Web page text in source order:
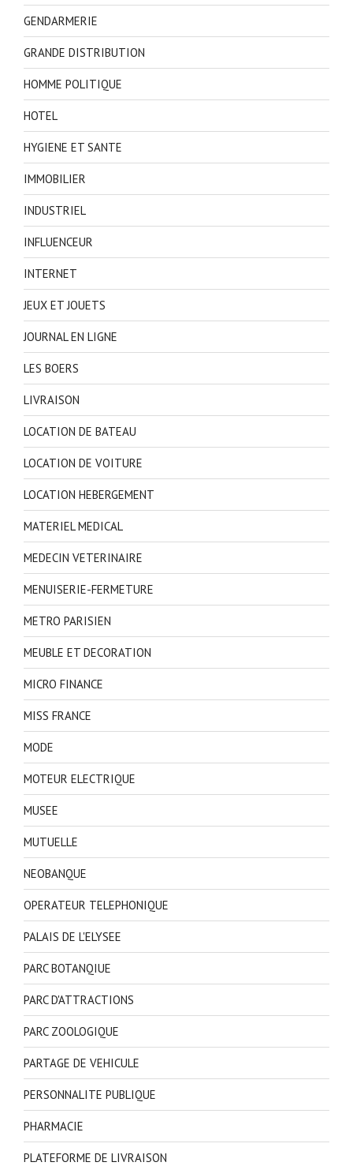
GENDARMERIE
GRANDE DISTRIBUTION
HOMME POLITIQUE
HOTEL
HYGIENE ET SANTE
IMMOBILIER
INDUSTRIEL
INFLUENCEUR
INTERNET
JEUX ET JOUETS
JOURNAL EN LIGNE
LES BOERS
LIVRAISON
LOCATION DE BATEAU
LOCATION DE VOITURE
LOCATION HEBERGEMENT
MATERIEL MEDICAL
MEDECIN VETERINAIRE
MENUISERIE-FERMETURE
METRO PARISIEN
MEUBLE ET DECORATION
MICRO FINANCE
MISS FRANCE
MODE
MOTEUR ELECTRIQUE
MUSEE
MUTUELLE
NEOBANQUE
OPERATEUR TELEPHONIQUE
PALAIS DE L'ELYSEE
PARC BOTANQIUE
PARC D'ATTRACTIONS
PARC ZOOLOGIQUE
PARTAGE DE VEHICULE
PERSONNALITE PUBLIQUE
PHARMACIE
PLATEFORME DE LIVRAISON